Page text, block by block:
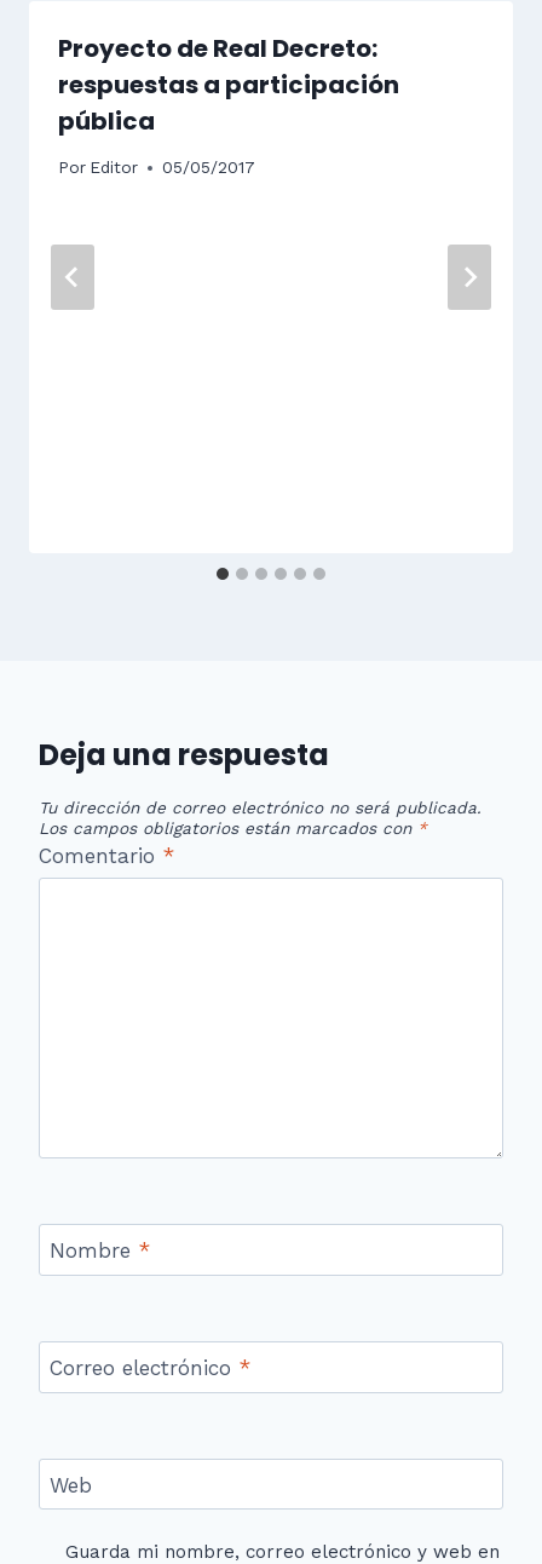
Proyecto de Real Decreto:
respuestas a participación
pública
Por Editor 05/05/2017
Deja una respuesta
Tu dirección de correo electrónico no será publicada.
Los campos obligatorios están marcados con *
Comentario *
Nombre *
Correo electrónico *
Web
Guarda mi nombre, correo electrónico y web en